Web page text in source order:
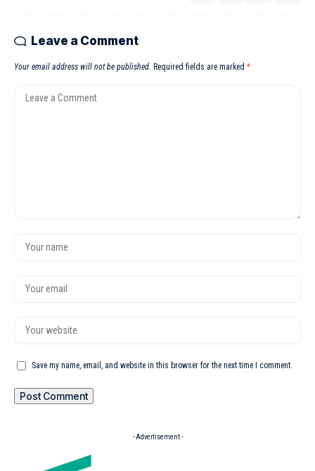
Leave a Comment
Your email address will not be published. Required fields are marked *
Save my name, email, and website in this browser for the next time I comment.
- Advertisement -